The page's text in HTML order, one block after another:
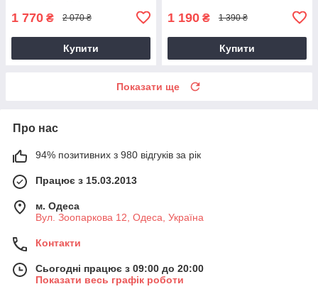
1 770 ₴ 2 070 ₴
Купити
1 190 ₴ 1 390 ₴
Купити
Показати ще
Про нас
94% позитивних з 980 відгуків за рік
Працює з 15.03.2013
м. Одеса
Вул. Зоопаркова 12, Одеса, Україна
Контакти
Сьогодні працює з 09:00 до 20:00
Показати весь графік роботи